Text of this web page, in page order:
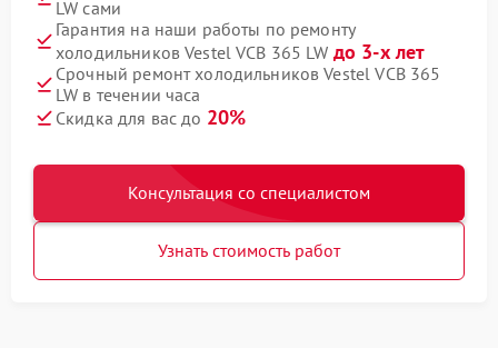
LW сами
Гарантия на наши работы по ремонту
холодильников Vestel VCB 365 LW до 3-х лет
Срочный ремонт холодильников Vestel VCB 365
LW в течении часа
Скидка для вас до 20%
Консультация со специалистом
Узнать стоимость работ